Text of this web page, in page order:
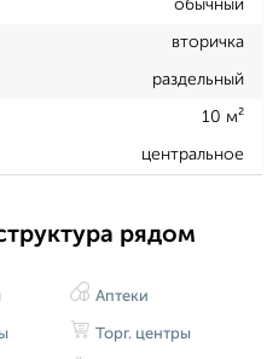
обычный
вторичка
раздельный
10 м²
центральное
рядом
Аптеки
Торг. центры